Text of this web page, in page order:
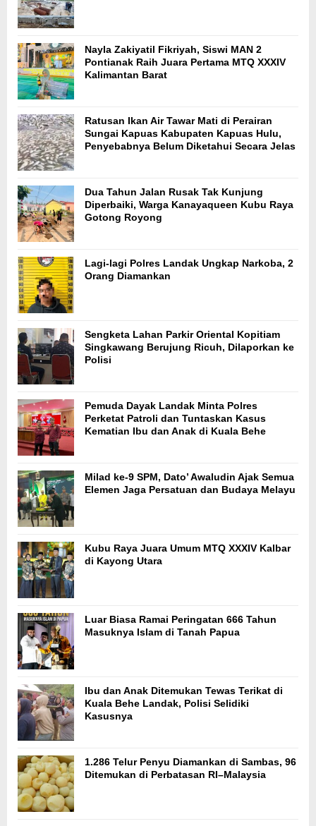
Nayla Zakiyatil Fikriyah, Siswi MAN 2
Pontianak Raih Juara Pertama MTQ XXXIV
Kalimantan Barat
Ratusan Ikan Air Tawar Mati di Perairan
Sungai Kapuas Kabupaten Kapuas Hulu,
Penyebabnya Belum Diketahui Secara Jelas
Dua Tahun Jalan Rusak Tak Kunjung
Diperbaiki, Warga Kanayaqueen Kubu Raya
Gotong Royong
Lagi-lagi Polres Landak Ungkap Narkoba, 2
Orang Diamankan
Sengketa Lahan Parkir Oriental Kopitiam
Singkawang Berujung Ricuh, Dilaporkan ke
Polisi
Pemuda Dayak Landak Minta Polres
Perketat Patroli dan Tuntaskan Kasus
Kematian Ibu dan Anak di Kuala Behe
Milad ke-9 SPM, Dato’ Awaludin Ajak Semua
Elemen Jaga Persatuan dan Budaya Melayu
Kubu Raya Juara Umum MTQ XXXIV Kalbar
di Kayong Utara
Luar Biasa Ramai Peringatan 666 Tahun
Masuknya Islam di Tanah Papua
Ibu dan Anak Ditemukan Tewas Terikat di
Kuala Behe Landak, Polisi Selidiki
Kasusnya
1.286 Telur Penyu Diamankan di Sambas, 96
Ditemukan di Perbatasan RI–Malaysia